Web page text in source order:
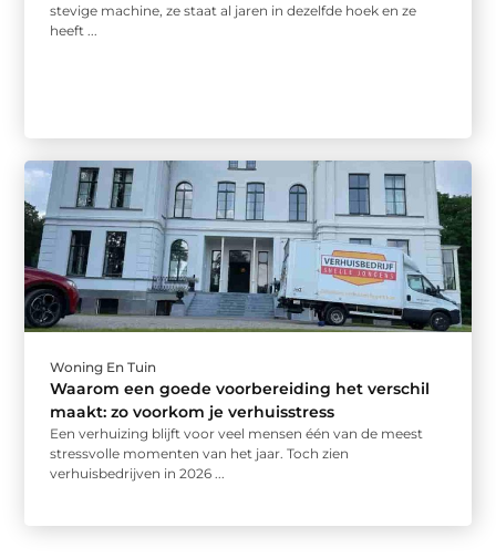
stevige machine, ze staat al jaren in dezelfde hoek en ze
heeft ...
Woning En Tuin
Waarom een goede voorbereiding het verschil
maakt: zo voorkom je verhuisstress
Een verhuizing blijft voor veel mensen één van de meest
stressvolle momenten van het jaar. Toch zien
verhuisbedrijven in 2026 ...